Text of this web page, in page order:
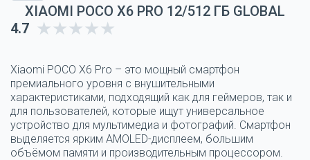
XIAOMI POCO X6 PRO 12/512 ГБ GLOBAL
4.7
Xiaomi POCO X6 Pro – это мощный смартфон
премиального уровня с внушительными
характеристиками, подходящий как для геймеров, так и
для пользователей, которые ищут универсальное
устройство для мультимедиа и фотографий. Смартфон
выделяется ярким AMOLED-дисплеем, большим
объёмом памяти и производительным процессором.